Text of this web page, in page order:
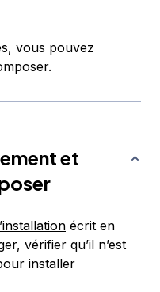
vous pouvez
et
écrit en
vérifier qu’il n’est
installer